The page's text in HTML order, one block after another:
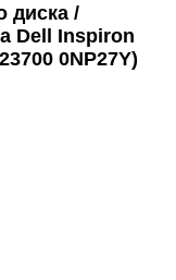
диска /
Dell Inspiron
0NP27Y)